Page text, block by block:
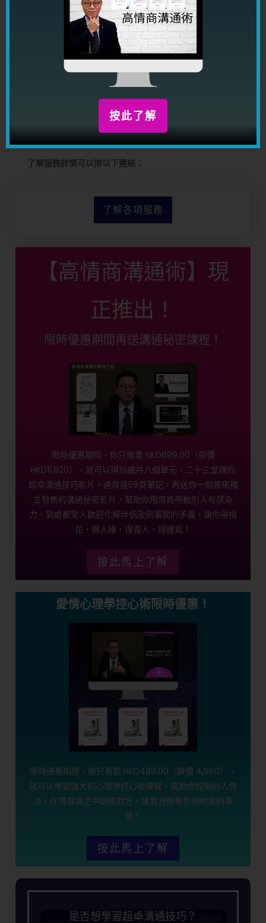
一生運程詳批
工作咨詢
陽宅風水
婚嫁擇日，搬遷擇日
了解服務詳情可以按以下連結：
了解各項服務
【高情商溝通術】現
正推出！
限時優惠期間再送溝通秘密課程！
限時優惠期間，你只需要 HKD699.00（原價
HKD11,920），就可以得到總共八個單元，二十三堂課的
超卓溝通技巧影片，連厚達59頁筆記，再送你一個將來獨
立發售的溝通秘密影片，幫助你用情商帶動別人有感染
力，到處都受人歡迎化解伴侶及同事間的矛盾，讓你得桃
花，得人緣，得貴人，得運氣！
按此馬上了解
愛情心理學控心術限時優惠！
限時優惠期間，你只需要 HKD489.00（原價 4,960），
就可以學習强大的心理學控心術課程，幫助你控制別人想
法，在潛意識之中調校對方，讓對方做著你想他做的事
情！
按此馬上了解
是否想學習超卓溝通技巧？
按此了解